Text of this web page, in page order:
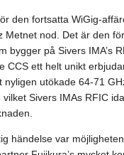
den fortsatta WiGig-
Metnet nod. Det är den
bygger på Sivers IMA’s
CCS ett helt unikt
nyligen utökade 64-71
vilket Sivers IMAs RFIC
händelse var